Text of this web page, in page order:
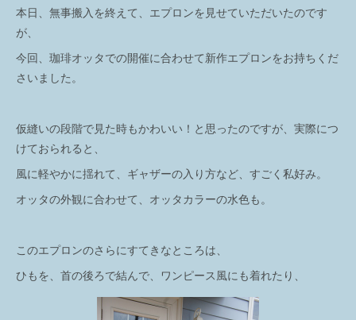
本日、無事搬入を終えて、エプロンを見せていただいたのです
が、
今回、珈琲オッタでの開催に合わせて新作エプロンをお持ちくだ
さいました。
仮縫いの段階で見た時もかわいい！と思ったのですが、実際につ
けておられると、
風に軽やかに揺れて、ギャザーの入り方など、すごく私好み。
オッタの外観に合わせて、オッタカラーの水色も。
このエプロンのさらにすてきなところは、
ひもを、首の後ろで結んで、ワンピース風にも着れたり、